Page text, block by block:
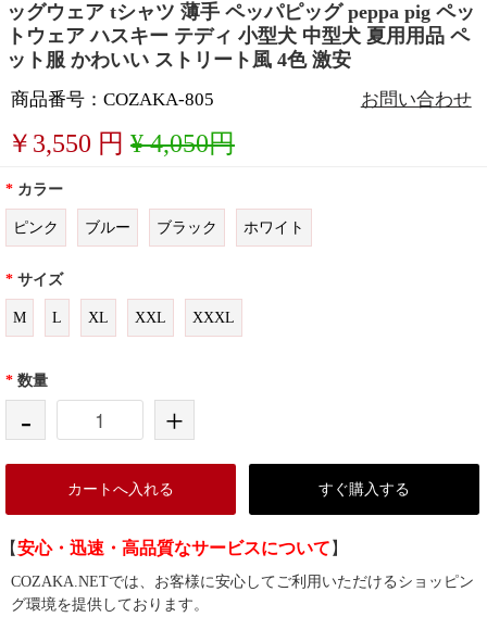
ッグウェア tシャツ 薄手 ペッパピッグ peppa pig ペッ
トウェア ハスキー テディ 小型犬 中型犬 夏用用品 ペ
ット服 かわいい ストリート風 4色 激安
商品番号：COZAKA-805 お問い合わせ
￥ 3,550 円 ¥ 4,050円
* カラー
ピンク ブルー ブラック ホワイト
* サイズ
M L XL XXL XXXL
* 数量
- +
カートへ入れる すぐ購入する
【安心・迅速・高品質なサービスについて 】
COZAKA.NETでは、お客様に安心してご利用いただけるショッピン
グ環境を提供しております。